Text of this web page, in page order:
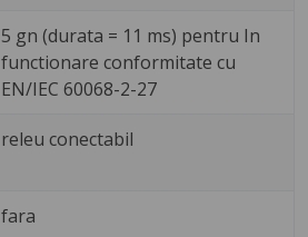
5 gn (durata = 11 ms) pentru In
functionare conformitate cu
EN/IEC 60068-2-27
releu conectabil
fara